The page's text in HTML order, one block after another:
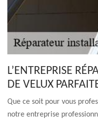
L’ENTREPRISE
DE VELUX
Que ce soit pour vous
notre entreprise